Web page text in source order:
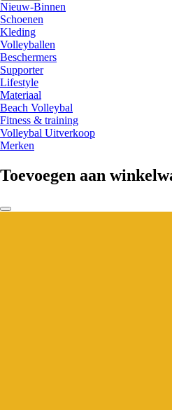
Nieuw-Binnen
Schoenen
Kleding
Volleyballen
Beschermers
Supporter
Lifestyle
Materiaal
Beach Volleybal
Fitness & training
Volleybal Uitverkoop
Merken
Toevoegen aan